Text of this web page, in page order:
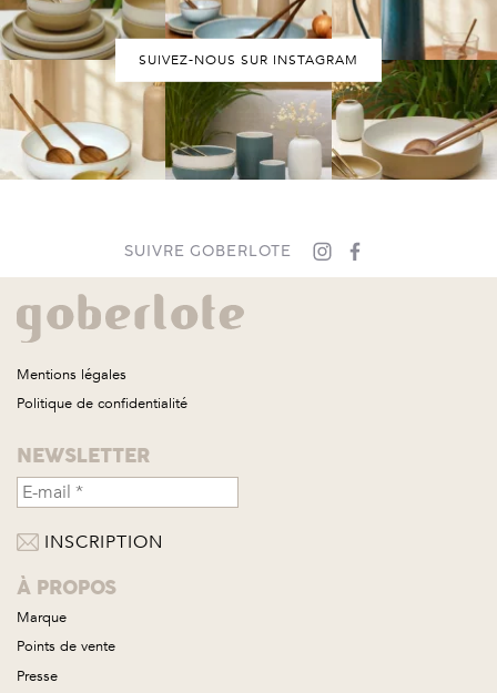
SUIVEZ-NOUS SUR INSTAGRAM
SUIVRE GOBERLOTE
Mentions légales
Politique de confidentialité
NEWSLETTER
À PROPOS
Marque
Points de vente
Presse